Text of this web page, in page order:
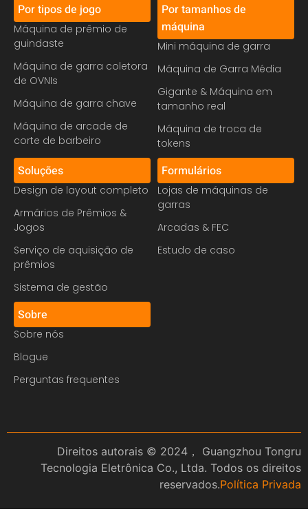
Por tipos de jogo
Máquina de prêmio de
guindaste
Máquina de garra coletora
de OVNIs
Máquina de garra chave
Máquina de arcade de
corte de barbeiro
Por tamanhos de
máquina
Mini máquina de garra
Máquina de Garra Média
Gigante & Máquina em
tamanho real
Máquina de troca de
tokens
Soluções
Design de layout completo
Armários de Prêmios &
Jogos
Serviço de aquisição de
prêmios
Sistema de gestão
Formulários
Lojas de máquinas de
garras
Arcadas & FEC
Estudo de caso
Sobre
Sobre nós
Blogue
Perguntas frequentes
Direitos autorais © 2024， Guangzhou Tongru
Tecnologia Eletrônica Co., Ltda. Todos os direitos
reservados.Política Privada